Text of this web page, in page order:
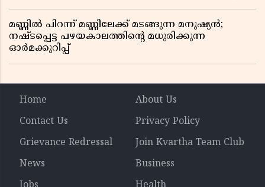
മണ്ണിൽ പിറന്ന് മണ്ണിലേക്ക് മടങ്ങുന്ന മനുഷ്യൻ;
നഷ്ടപ്പെട്ട പഴയകാലത്തിൻ്റെ മധുരിക്കുന്ന
ഓർമക്കുറിപ്പ്
Home
About Us
Contact Us
Privacy Policy
Grievance Redressal
Join Kvartha Team Club
News
Business